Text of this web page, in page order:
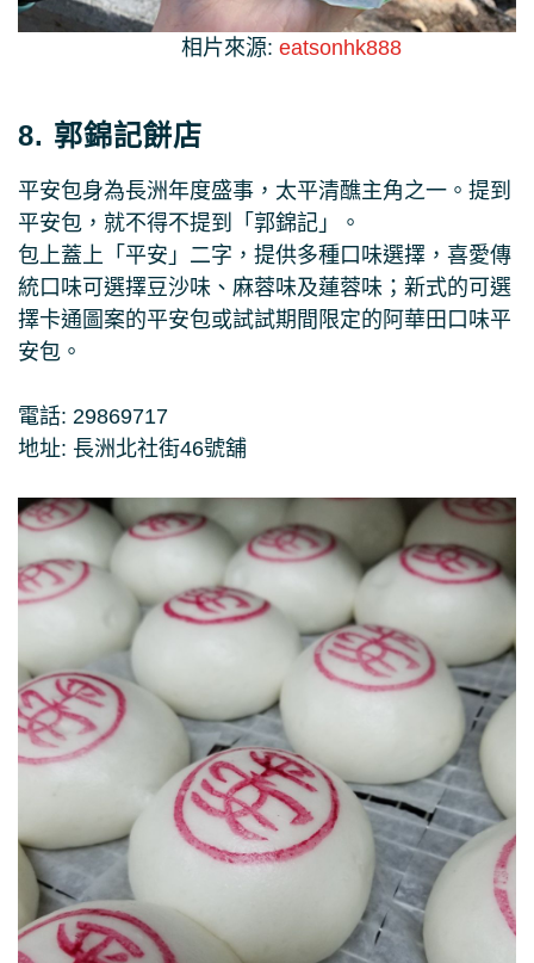
相片來源: eatsonhk888
8. 郭錦記餅店
平安包身為長洲年度盛事，太平清醮主角之一。提到
平安包，就不得不提到「郭錦記」。
包上蓋上「平安」二字，提供多種口味選擇，喜愛傳
統口味可選擇豆沙味、麻蓉味及蓮蓉味；新式的可選
擇卡通圖案的平安包或試試期間限定的阿華田口味平
安包。
電話: 29869717
地址: 長洲北社街46號舖